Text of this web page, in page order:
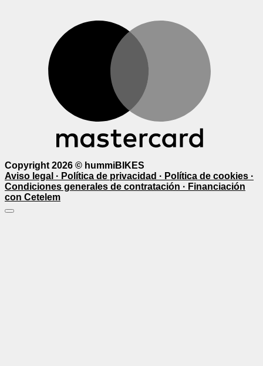
Copyright 2026 © hummiBIKES
Aviso legal · Política de privacidad · Política de cookies ·
Condiciones generales de contratación · Financiación
con Cetelem